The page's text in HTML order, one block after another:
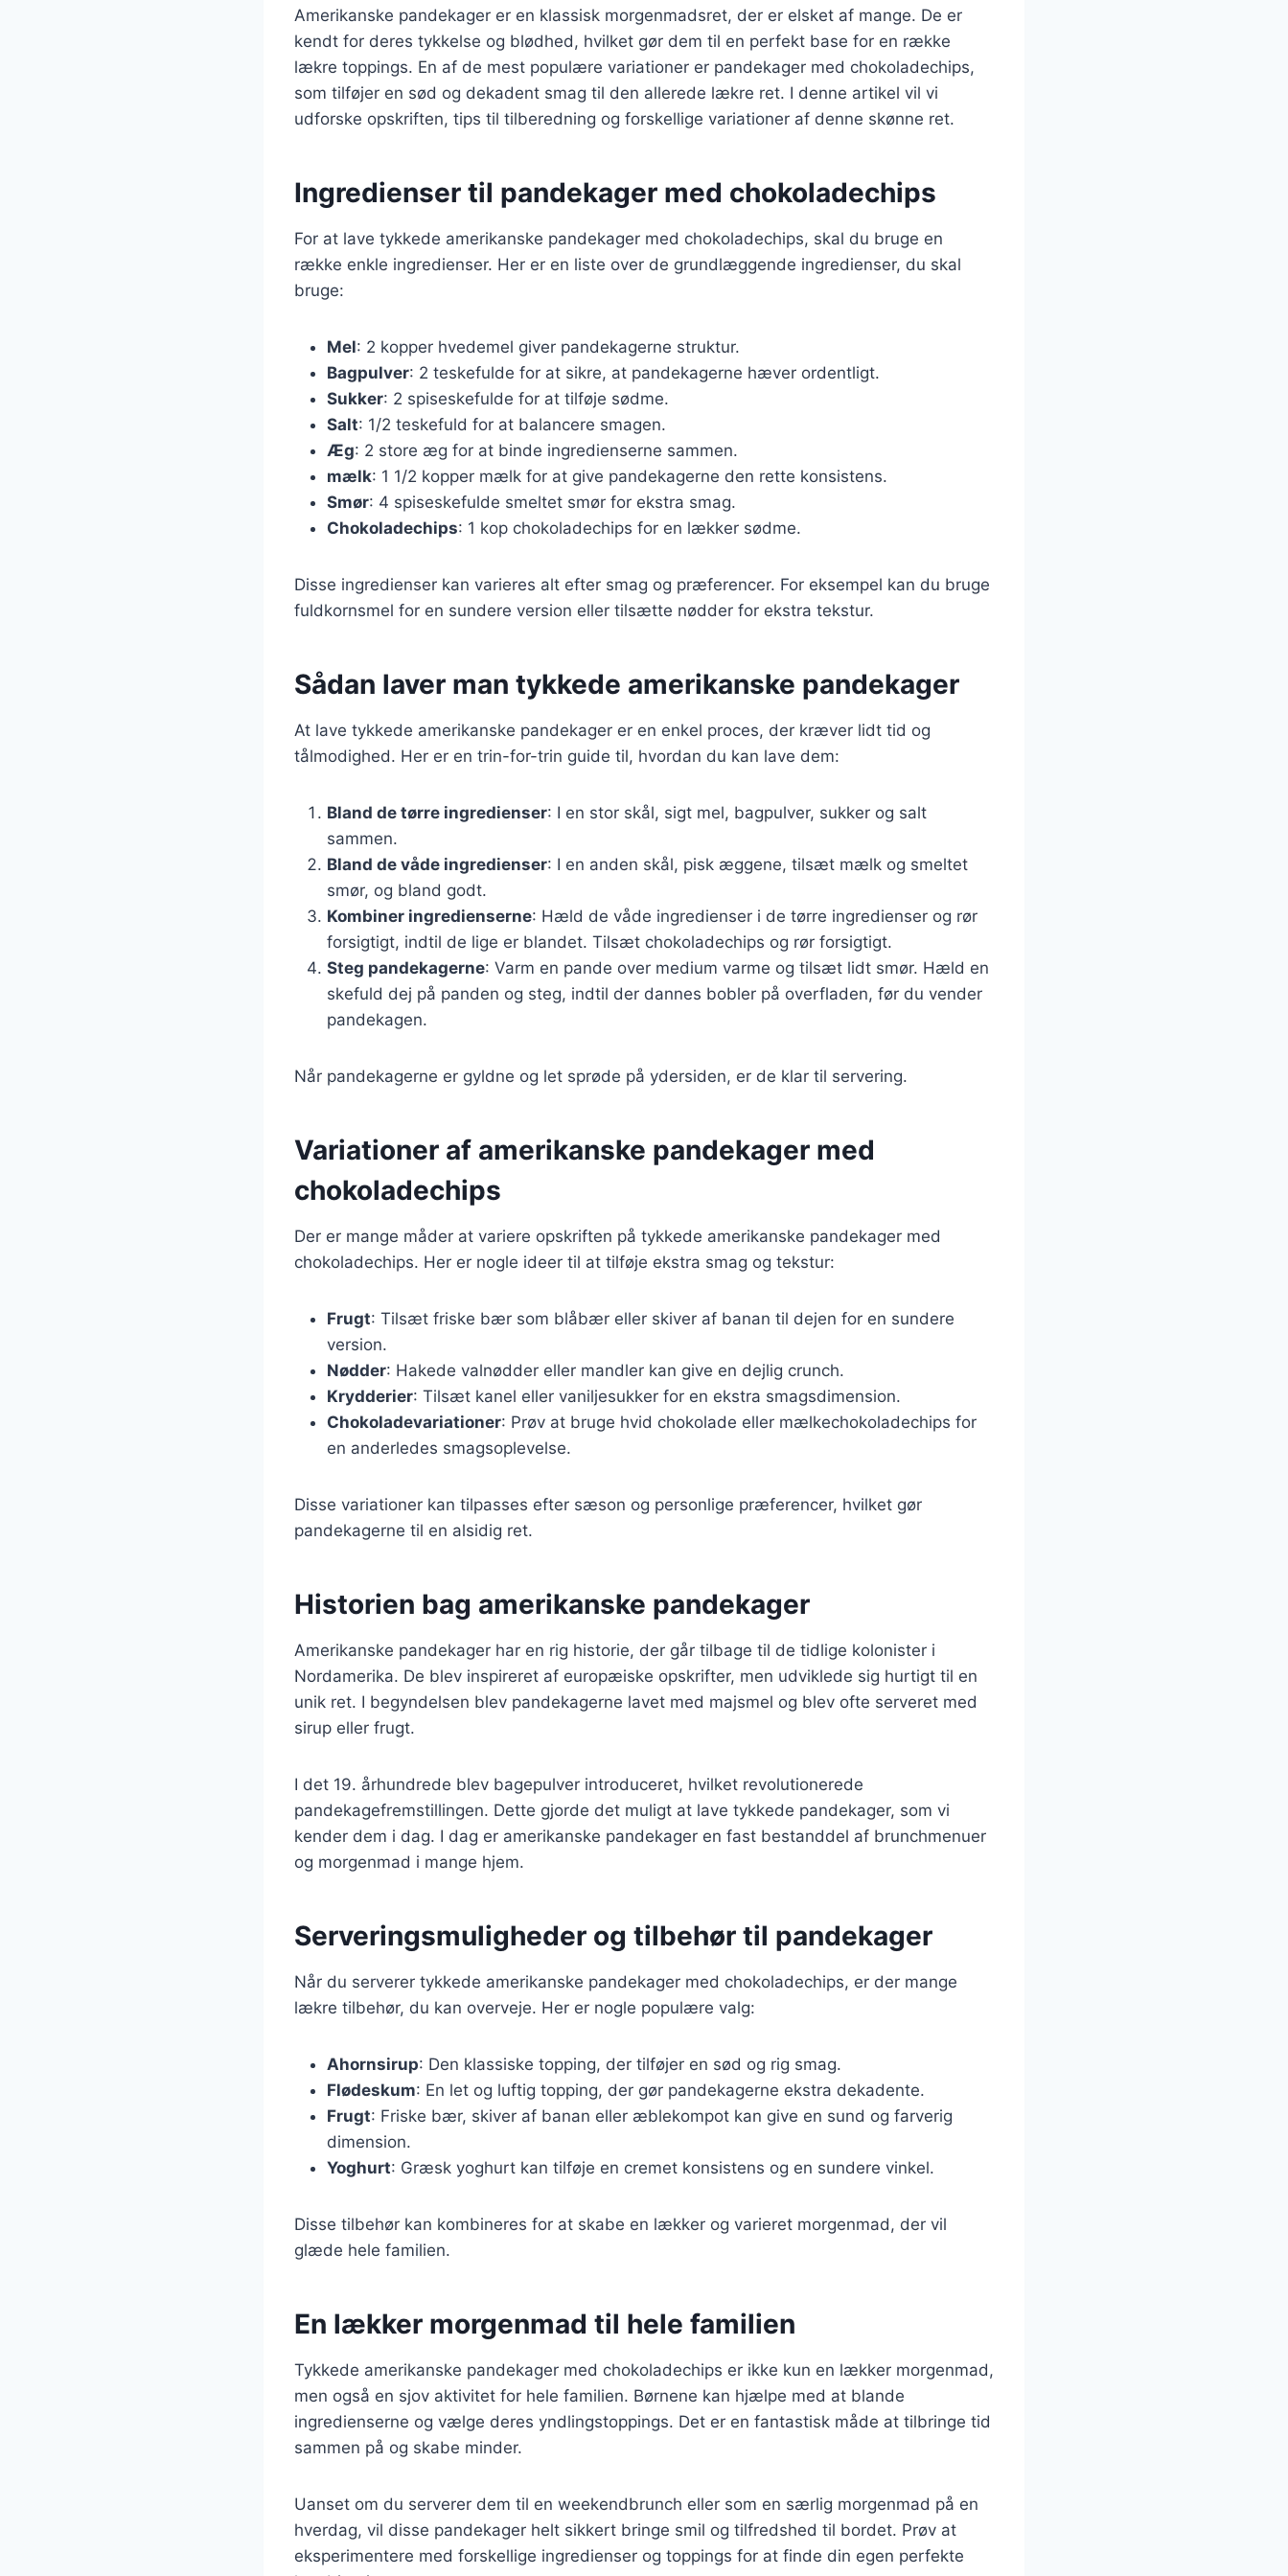
Amerikanske pandekager er en klassisk morgenmadsret, der er elsket af mange. De er
kendt for deres tykkelse og blødhed, hvilket gør dem til en perfekt base for en række
lækre toppings. En af de mest populære variationer er pandekager med chokoladechips,
som tilføjer en sød og dekadent smag til den allerede lækre ret. I denne artikel vil vi
udforske opskriften, tips til tilberedning og forskellige variationer af denne skønne ret.
Ingredienser til pandekager med chokoladechips
For at lave tykkede amerikanske pandekager med chokoladechips, skal du bruge en
række enkle ingredienser. Her er en liste over de grundlæggende ingredienser, du skal
bruge:
Mel: 2 kopper hvedemel giver pandekagerne struktur.
Bagpulver: 2 teskefulde for at sikre, at pandekagerne hæver ordentligt.
Sukker: 2 spiseskefulde for at tilføje sødme.
Salt: 1/2 teskefuld for at balancere smagen.
Æg: 2 store æg for at binde ingredienserne sammen.
mælk: 1 1/2 kopper mælk for at give pandekagerne den rette konsistens.
Smør: 4 spiseskefulde smeltet smør for ekstra smag.
Chokoladechips: 1 kop chokoladechips for en lækker sødme.
Disse ingredienser kan varieres alt efter smag og præferencer. For eksempel kan du bruge
fuldkornsmel for en sundere version eller tilsætte nødder for ekstra tekstur.
Sådan laver man tykkede amerikanske pandekager
At lave tykkede amerikanske pandekager er en enkel proces, der kræver lidt tid og
tålmodighed. Her er en trin-for-trin guide til, hvordan du kan lave dem:
Bland de tørre ingredienser: I en stor skål, sigt mel, bagpulver, sukker og salt
sammen.
Bland de våde ingredienser: I en anden skål, pisk æggene, tilsæt mælk og smeltet
smør, og bland godt.
Kombiner ingredienserne: Hæld de våde ingredienser i de tørre ingredienser og rør
forsigtigt, indtil de lige er blandet. Tilsæt chokoladechips og rør forsigtigt.
Steg pandekagerne: Varm en pande over medium varme og tilsæt lidt smør. Hæld en
skefuld dej på panden og steg, indtil der dannes bobler på overfladen, før du vender
pandekagen.
Når pandekagerne er gyldne og let sprøde på ydersiden, er de klar til servering.
Variationer af amerikanske pandekager med
chokoladechips
Der er mange måder at variere opskriften på tykkede amerikanske pandekager med
chokoladechips. Her er nogle ideer til at tilføje ekstra smag og tekstur:
Frugt: Tilsæt friske bær som blåbær eller skiver af banan til dejen for en sundere
version.
Nødder: Hakede valnødder eller mandler kan give en dejlig crunch.
Krydderier: Tilsæt kanel eller vaniljesukker for en ekstra smagsdimension.
Chokoladevariationer: Prøv at bruge hvid chokolade eller mælkechokoladechips for
en anderledes smagsoplevelse.
Disse variationer kan tilpasses efter sæson og personlige præferencer, hvilket gør
pandekagerne til en alsidig ret.
Historien bag amerikanske pandekager
Amerikanske pandekager har en rig historie, der går tilbage til de tidlige kolonister i
Nordamerika. De blev inspireret af europæiske opskrifter, men udviklede sig hurtigt til en
unik ret. I begyndelsen blev pandekagerne lavet med majsmel og blev ofte serveret med
sirup eller frugt.
I det 19. århundrede blev bagepulver introduceret, hvilket revolutionerede
pandekagefremstillingen. Dette gjorde det muligt at lave tykkede pandekager, som vi
kender dem i dag. I dag er amerikanske pandekager en fast bestanddel af brunchmenuer
og morgenmad i mange hjem.
Serveringsmuligheder og tilbehør til pandekager
Når du serverer tykkede amerikanske pandekager med chokoladechips, er der mange
lækre tilbehør, du kan overveje. Her er nogle populære valg:
Ahornsirup: Den klassiske topping, der tilføjer en sød og rig smag.
Flødeskum: En let og luftig topping, der gør pandekagerne ekstra dekadente.
Frugt: Friske bær, skiver af banan eller æblekompot kan give en sund og farverig
dimension.
Yoghurt: Græsk yoghurt kan tilføje en cremet konsistens og en sundere vinkel.
Disse tilbehør kan kombineres for at skabe en lækker og varieret morgenmad, der vil
glæde hele familien.
En lækker morgenmad til hele familien
Tykkede amerikanske pandekager med chokoladechips er ikke kun en lækker morgenmad,
men også en sjov aktivitet for hele familien. Børnene kan hjælpe med at blande
ingredienserne og vælge deres yndlingstoppings. Det er en fantastisk måde at tilbringe tid
sammen på og skabe minder.
Uanset om du serverer dem til en weekendbrunch eller som en særlig morgenmad på en
hverdag, vil disse pandekager helt sikkert bringe smil og tilfredshed til bordet. Prøv at
eksperimentere med forskellige ingredienser og toppings for at finde din egen perfekte